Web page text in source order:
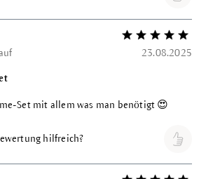
Bewertung mit 5
23.08.2025
Set mit allem was man benötigt 😍
hilfreich?